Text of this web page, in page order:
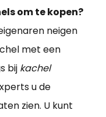
om te kopen?
neigen
met een
bij kachel
u de
zien. U kunt